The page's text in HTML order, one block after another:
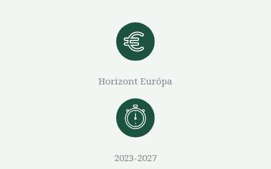
Horizont Európa
2023-2027